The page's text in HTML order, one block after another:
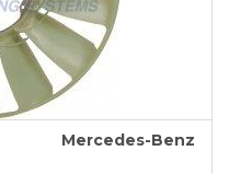
Mercedes-Benz